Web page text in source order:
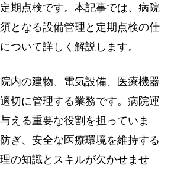
期点検です。本記事では、病院
となる設備管理と定期点検の仕
ついて詳しく解説します。
内の建物、電気設備、医療機器
切に管理する業務です。病院運
える重要な役割を担っていま
ぎ、安全な医療環境を維持する
の知識とスキルが欠かせませ